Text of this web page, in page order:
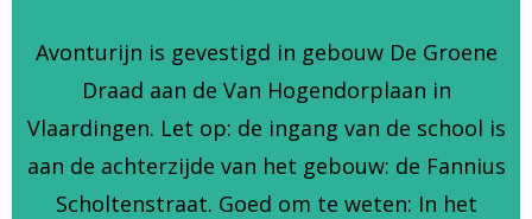
Avonturijn is gevestigd in gebouw De Groene
Draad aan de Van Hogendorplaan in
Vlaardingen. Let op: de ingang van de school is
aan de achterzijde van het gebouw: de Fannius
Scholtenstraat. Goed om te weten: In het